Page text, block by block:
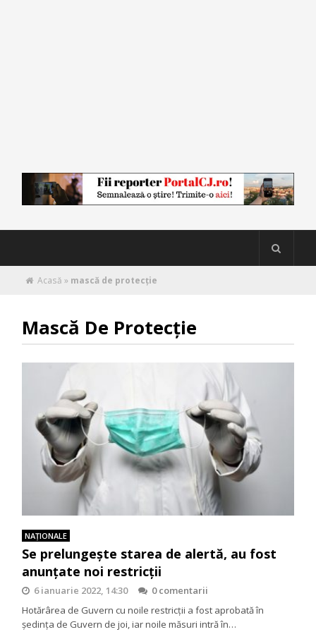
Acasă » mască de protecție
Mască De Protecție
NAŢIONALE
Se prelungește starea de alertă, au fost
anunțate noi restricții
6 ianuarie 2022, 14:30
0 comentarii
Hotărârea de Guvern cu noile restricții a fost aprobată în
ședința de Guvern de joi, iar noile măsuri intră în…